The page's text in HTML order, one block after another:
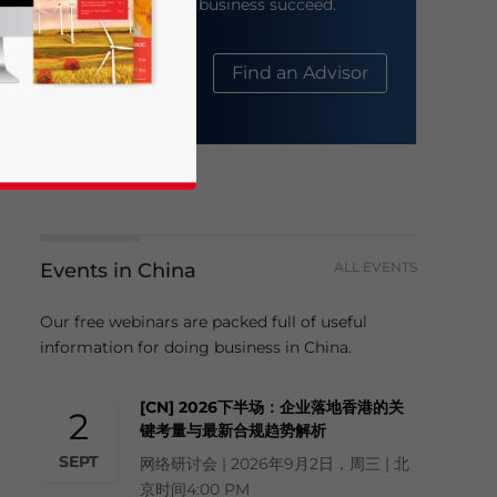
help your business succeed.
About Us Find an Advisor
Events in China ALL EVENTS
Our free webinars are packed full of useful
information for doing business in China.
2
SEPT
[CN] 2026下半场：企业落地香港的关
键考量与最新合规趋势解析
网络研讨会 | 2026年9月2日，周三 | 北
京时间4:00 PM
news and updates for Asia!